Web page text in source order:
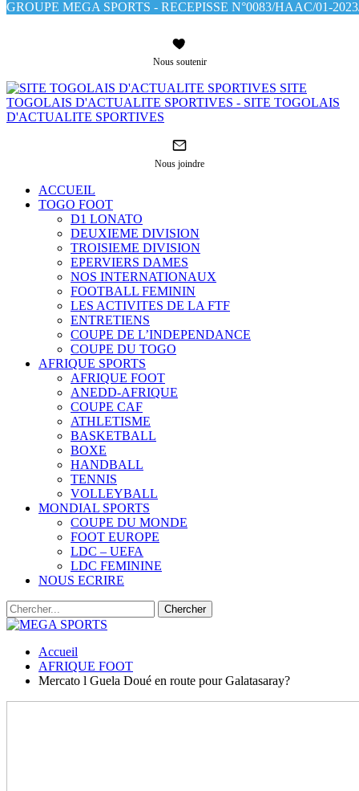
GROUPE MEGA SPORTS - RECEPISSE N°0083/HAAC/01-
Nous soutenir
SITE
TOGOLAIS D'ACTUALITE SPORTIVES - SITE TOGOLAIS
D'ACTUALITE SPORTIVES
Nous joindre
ACCUEIL
TOGO FOOT
D1 LONATO
DEUXIEME DIVISION
TROISIEME DIVISION
EPERVIERS DAMES
NOS INTERNATIONAUX
FOOTBALL FEMININ
LES ACTIVITES DE LA FTF
ENTRETIENS
COUPE DE L’INDEPENDANCE
COUPE DU TOGO
AFRIQUE SPORTS
AFRIQUE FOOT
ANEDD-AFRIQUE
COUPE CAF
ATHLETISME
BASKETBALL
BOXE
HANDBALL
TENNIS
VOLLEYBALL
MONDIAL SPORTS
COUPE DU MONDE
FOOT EUROPE
LDC – UEFA
LDC FEMININE
NOUS ECRIRE
Accueil
AFRIQUE FOOT
Mercato l Guela Doué en route pour Galatasaray?